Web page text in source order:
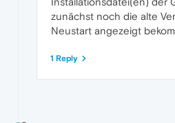
zunächst noch die alte
Neustart angezeigt
1 Reply